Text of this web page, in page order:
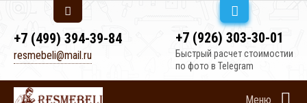
+7 (499) 394-39-84
resmebeli@mail.ru
+7 (926) 303-30-01
Быстрый расчет стоимостии
по фото в Telegram
Меню